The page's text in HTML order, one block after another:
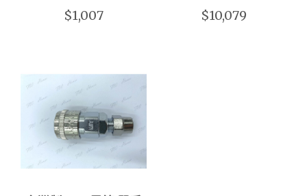
$1,007 $10,079